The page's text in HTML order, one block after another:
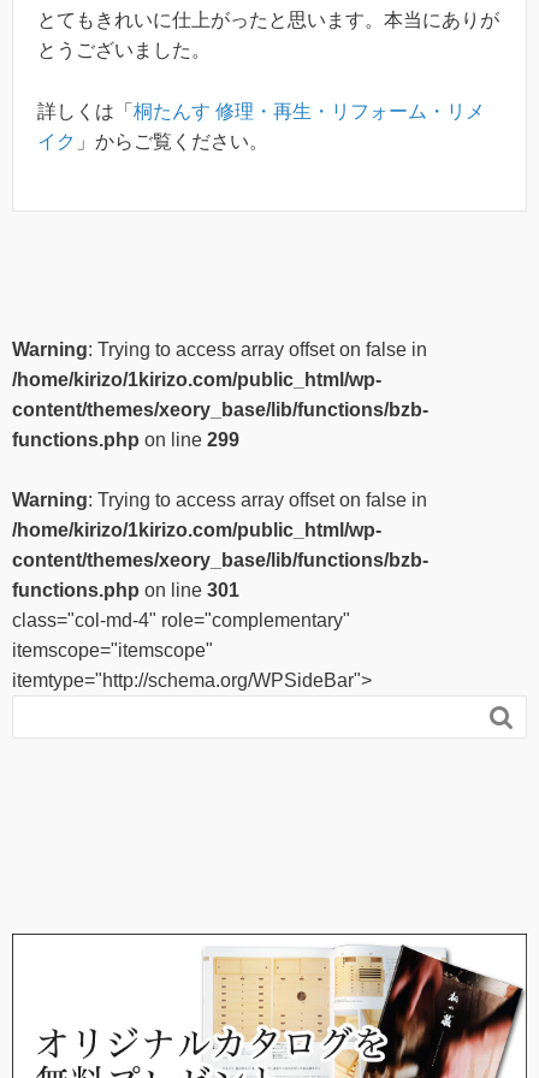
とてもきれいに仕上がったと思います。本当にありが
とうございました。
詳しくは「 桐たんす 修理・再生・リフォーム・リメ
イク 」からご覧ください。
Warning: Trying to access array offset on false in
/home/kirizo/1kirizo.com/public_html/wp-
content/themes/xeory_base/lib/functions/bzb-
functions.php on line 299
Warning: Trying to access array offset on false in
/home/kirizo/1kirizo.com/public_html/wp-
content/themes/xeory_base/lib/functions/bzb-
functions.php on line 301
class="col-md-4" role="complementary"
itemscope="itemscope"
itemtype="http://schema.org/WPSideBar">
